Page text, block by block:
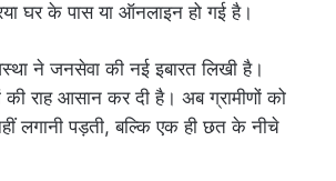
घर के पास या ऑनलाइन हो गई है।
ने जनसेवा की नई इबारत लिखी है।
राह आसान कर दी है। अब ग्रामीणों को
लगानी पड़ती, बल्कि एक ही छत के नीचे